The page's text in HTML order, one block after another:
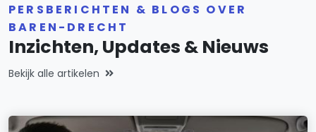
PERSBERICHTEN & BLOGS OVER
BAREN-DRECHT
Inzichten, Updates & Nieuws
Bekijk alle artikelen